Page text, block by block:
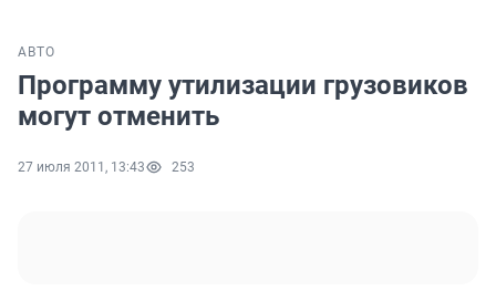
АВТО
Программу утилизации грузовиков
могут отменить
27 июля 2011, 13:43 253